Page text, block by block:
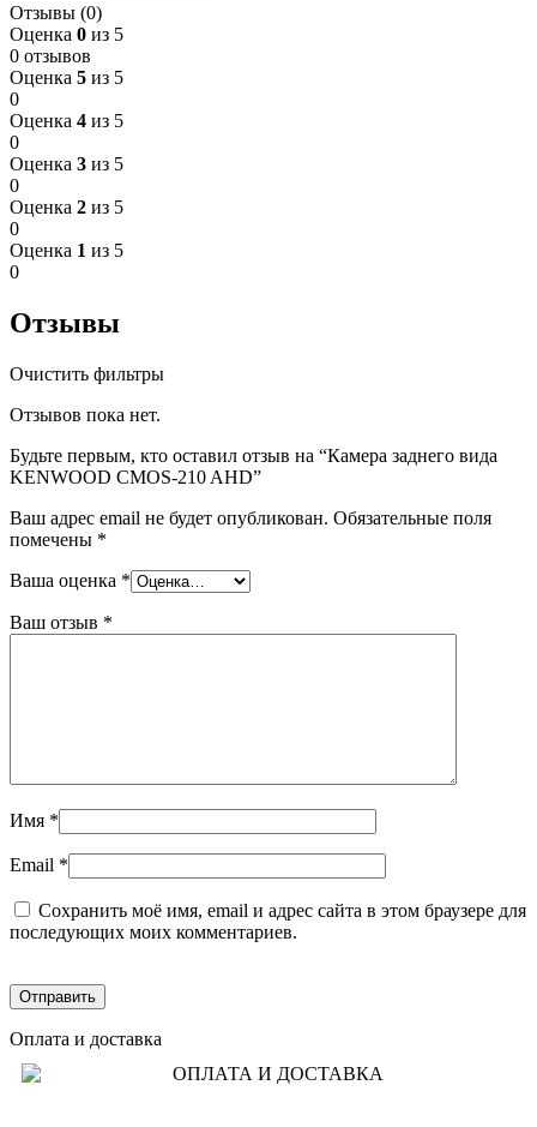
Отзывы (0)
Оценка 0 из 5
0 отзывов
Оценка 5 из 5
0
Оценка 4 из 5
0
Оценка 3 из 5
0
Оценка 2 из 5
0
Оценка 1 из 5
0
Отзывы
Очистить фильтры
Отзывов пока нет.
Будьте первым, кто оставил отзыв на “Камера заднего вида
KENWOOD CMOS-210 AHD”
Ваш адрес email не будет опубликован. Обязательные поля
помечены *
Ваша оценка *
Ваш отзыв *
Имя *
Email *
Сохранить моё имя, email и адрес сайта в этом браузере для
последующих моих комментариев.
Оплата и доставка